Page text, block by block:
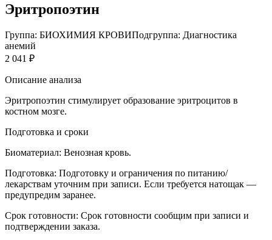
Эритропоэтин
Группа: БИОХИМИЯ КРОВИПодгруппа: Диагностика
анемий
2 041 ₽
Описание анализа
Эритропоэтин стимулирует образование эритроцитов в
костном мозге.
Подготовка и сроки
Биоматериал: Венозная кровь.
Подготовка: Подготовку и ограничения по питанию/
лекарствам уточним при записи. Если требуется натощак —
предупредим заранее.
Срок готовности: Срок готовности сообщим при записи и
подтверждении заказа.